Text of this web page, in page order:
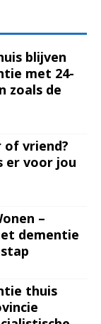
blijven
met 24-
zoals de
of vriend?
er voor jou
–
dementie
thuis